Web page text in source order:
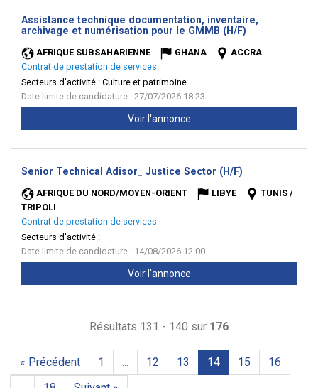
Assistance technique documentation, inventaire,
archivage et numérisation pour le GMMB (H/F)
AFRIQUE SUBSAHARIENNE GHANA
ACCRA
Contrat de prestation de services
Secteurs d'activité : Culture et patrimoine
Date limite de candidature : 27/07/2026 18:23
Voir l'annonce
Senior Technical Adisor_ Justice Sector (H/F)
AFRIQUE DU NORD/MOYEN-ORIENT LIBYE
TUNIS /
TRIPOLI
Contrat de prestation de services
Secteurs d'activité :
Date limite de candidature : 14/08/2026 12:00
Voir l'annonce
Résultats 131 - 140 sur 176
« Précédent 1 ... 12 13 14 15
16